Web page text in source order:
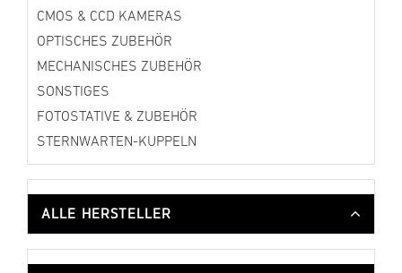
CMOS & CCD KAMERAS
OPTISCHES ZUBEHÖR
MECHANISCHES ZUBEHÖR
SONSTIGES
FOTOSTATIVE & ZUBEHÖR
STERNWARTEN-KUPPELN
ALLE HERSTELLER